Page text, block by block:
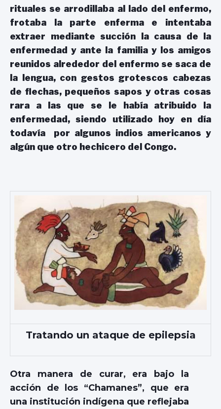
rituales se arrodillaba al lado del enfermo,
frotaba la parte enferma e intentaba
extraer mediante succión la causa de la
enfermedad y ante la familia y los amigos
reunidos alrededor del enfermo se saca de
la lengua, con gestos grotescos cabezas
de flechas, pequeños sapos y otras cosas
rara a las que se le había atribuido la
enfermedad, siendo utilizado hoy en día
todavía por algunos indios americanos y
algún que otro hechicero del Congo.
Tratando un ataque de epilepsia
Otra manera de curar, era bajo la
acción de los “Chamanes”, que era
una institución indígena que reflejaba